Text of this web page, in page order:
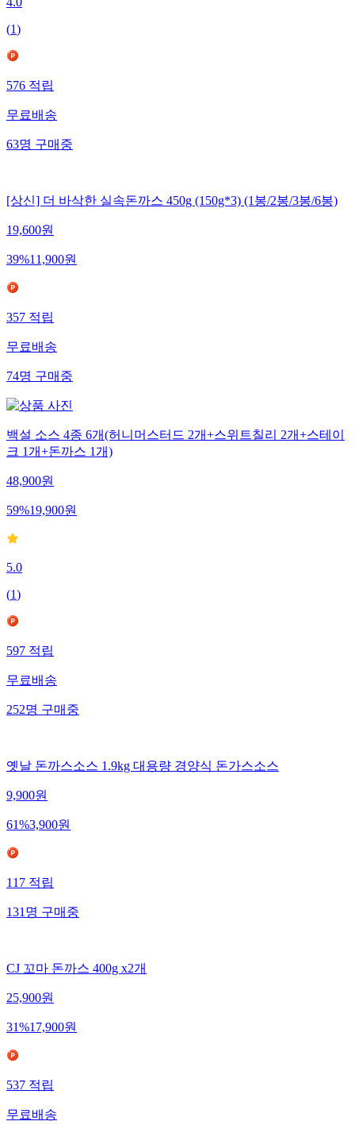
(1)
576 적립
무료배송
63명 구매중
[상신] 더 바삭한 실속돈까스 450g (150g*3) (1봉/2봉/3봉/6봉)
19,600원
39%11,900원
357적립
무료배송
74명구매중
백설 소스 4종 6개(허니머스터드 2개+스위트칠리 2개+스테이
크 1개+돈까스 1개)
48,900원
59%19,900원
5.0
(1)
597적립
무료배송
252명구매중
옛날 돈까스소스 1.9kg 대용량 경양식 돈가스소스
9,900원
61%3,900원
117적립
131명구매중
CJ 꼬마 돈까스 400g x2개
25,900원
31%17,900원
537적립
무료배송